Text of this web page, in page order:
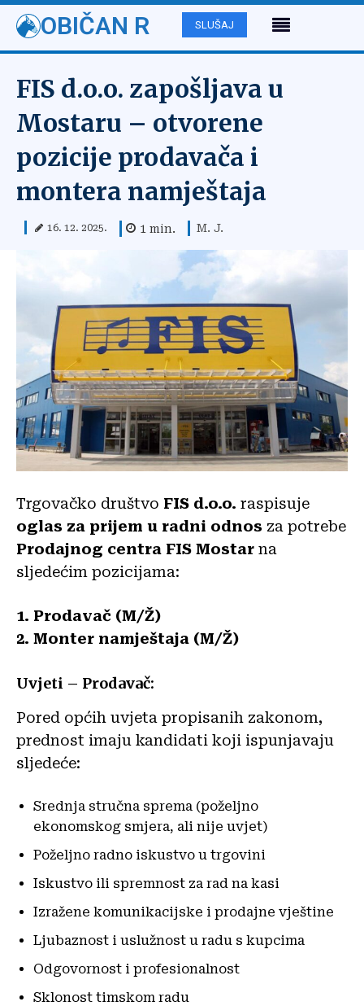
OBIČAN R SLUŠAJ
FIS d.o.o. zapošljava u
Mostaru – otvorene
pozicije prodavača i
montera namještaja
16. 12. 2025. 1 min. M. J.
Trgovačko društvo FIS d.o.o. raspisuje
oglas za prijem u radni odnos za potrebe
Prodajnog centra FIS Mostar na
sljedećim pozicijama:
1. Prodavač (M/Ž)
2. Monter namještaja (M/Ž)
Uvjeti – Prodavač:
Pored općih uvjeta propisanih zakonom,
prednost imaju kandidati koji ispunjavaju
sljedeće:
Srednja stručna sprema (poželjno
ekonomskog smjera, ali nije uvjet)
Poželjno radno iskustvo u trgovini
Iskustvo ili spremnost za rad na kasi
Izražene komunikacijske i prodajne vještine
Ljubaznost i uslužnost u radu s kupcima
Odgovornost i profesionalnost
Sklonost timskom radu